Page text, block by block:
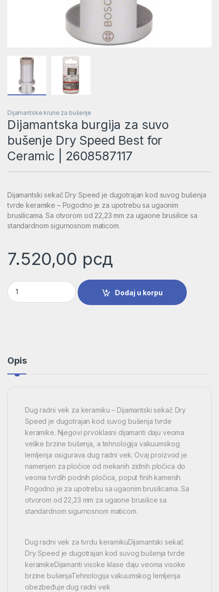
Dijamantske krune za bušenje
Dijamantska burgija za suvo
bušenje Dry Speed Best for
Ceramic | 2608587117
Dijamantski sekač Dry Speed je dugotrajan kod suvog bušenja
tvrde keramike – Pogodno je za upotrebu sa ugaonim
brusilicama. Sa otvorom od 22,23 mm za ugaone brusilice sa
standardnom sigurnosnom maticom.
7.520,00 рсд
Dijamantska burgija za suvo bušenje Dry Speed Best for
Dodaj u korpu
Opis
Dug radni vek za keramiku – Dijamantski sekač Dry
Speed je dugotrajan kod suvog bušenja tvrde
keramike. Njegovi prvoklasni dijamanti daju veoma
velike brzine bušenja, a tehnologija vakuumskog
lemljenja osigurava dug radni vek. Ovaj proizvod je
namenjen za pločice od mekanih zidnih pločica do
veoma tvrdih podnih pločica, poput finih kamenih.
Pogodno je za upotrebu sa ugaonim brusilicama. Sa
otvorom od 22,23 mm za ugaone brusilice sa
standardnom sigurnosnom maticom.
Dug radni vek za tvrdu keramikuDijamantski sekač
Dry Speed je dugotrajan kod suvog bušenja tvrde
keramikeDijamanti visoke klase daju veoma visoke
brzine bušenjaTehnologija vakuumskog lemljenja
obezbeđuje dug radni vek